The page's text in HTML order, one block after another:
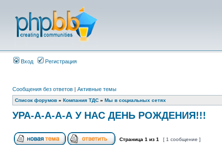
Вход Регистрация
Сообщения без ответов | Активные темы
Список форумов » Компания ТДС » Мы в социальных сетях
УРА-А-А-А-А У НАС ДЕНЬ РОЖДЕНИЯ!!!
Страница 1 из 1 [ 1 сообщение ]